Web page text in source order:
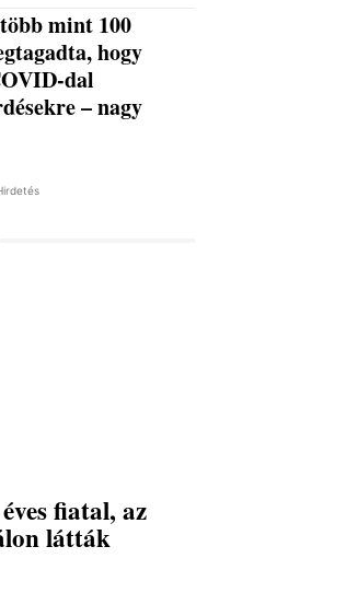
mint 100
hogy
dal
– nagy
fiatal, az
látták